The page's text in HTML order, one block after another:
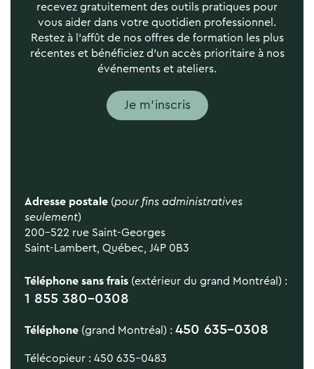
Adresse postale (pour fins administratives
seulement)
200-522 rue Saint-Georges
Saint-Lambert, Québec, J4P 0B3
Téléphone sans frais (extérieur du grand Montréal) :
1 855 380-0308
Téléphone (grand Montréal) : 450 635-0308
Télécopieur : 450 635-0483
recevez gratuitement des outils pratiques pour
vous aider dans votre quotidien professionnel.
Restez à l'affût de nos offres de formation les plus
récentes et bénéficiez d'un accès prioritaire à nos
événements et ateliers.
Je m'inscris